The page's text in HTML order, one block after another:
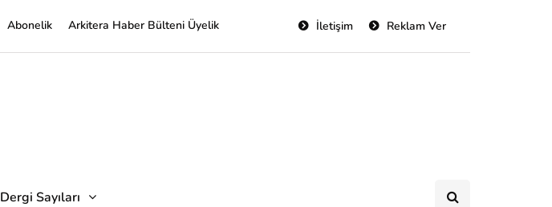
Abonelik Arkitera Haber Bülteni Üyelik Reklam Ver
İletişim
Dergi Sayıları